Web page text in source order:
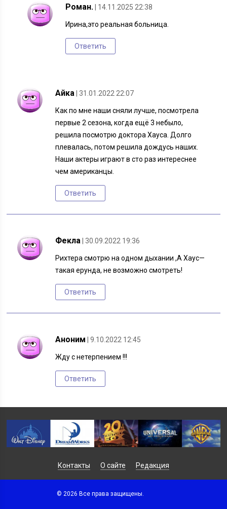
Роман. | 14.11.2025 22:38
Ирина,это реальная больница.
Ответить
Айка | 31.01.2022 22:07
Как по мне наши сняли лучше, посмотрела
первые 2 сезона, когда ещё 3 небыло,
решила посмотрю доктора Хауса. Долго
плевалась, потом решила дождусь наших.
Наши актеры играют в сто раз интереснее
чем американцы.
Ответить
Фекла | 30.09.2022 19:36
Рихтера смотрю на одном дыхании ,А Хаус—
такая ерунда, не возможно смотреть!
Ответить
Аноним | 9.10.2022 12:45
Жду с нетерпением !!!
Ответить
Контакты О сайте Редакция
© 2026 Все права защищены.